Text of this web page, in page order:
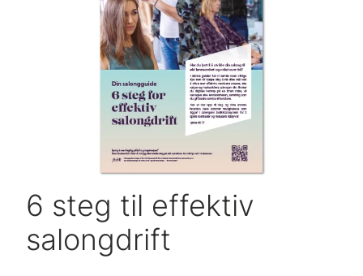
6 steg til effektiv
salongdrift